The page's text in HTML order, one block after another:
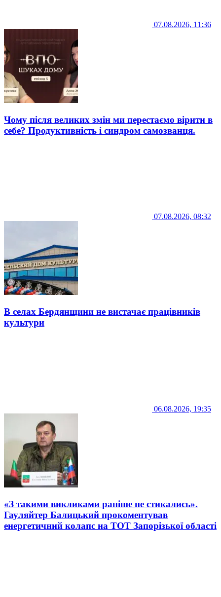
07.08.2026, 11:36
Чому після великих змін ми перестаємо вірити в
себе? Продуктивність і синдром самозванця.
07.08.2026, 08:32
В селах Бердянщини не вистачає працівників
культури
06.08.2026, 19:35
«З такими викликами раніше не стикались».
Гауляйтер Балицький прокоментував
енергетичний колапс на ТОТ Запорізької області